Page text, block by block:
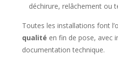
déchirure, relâchement ou
Toutes les installations font
qualité en fin de pose, avec
documentation technique.